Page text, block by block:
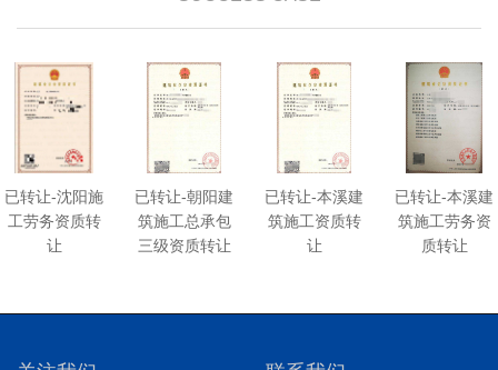
已转让-沈阳施
工劳务资质转
让
已转让-朝阳建
筑施工总承包
三级资质转让
已转让-本溪建
筑施工资质转
让
已转让-本溪建
筑施工劳务资
质转让